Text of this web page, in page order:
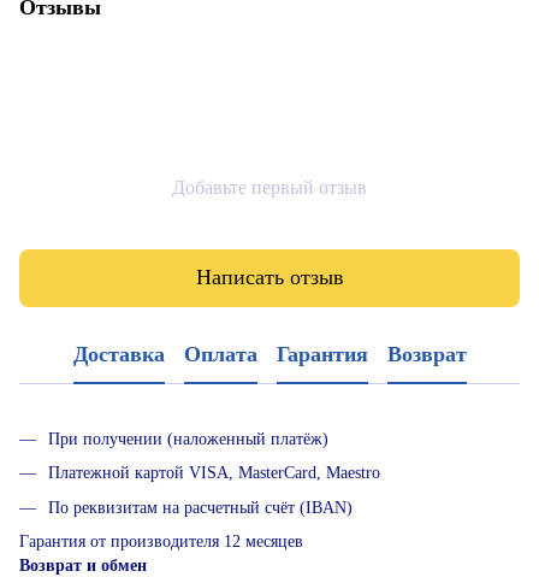
Отзывы
Добавьте первый отзыв
Написать отзыв
Доставка Оплата Гарантия Возврат
При получении (наложенный платёж)
Платежной картой VISA, MasterCard, Maestro
По реквизитам на расчетный счёт (IBAN)
Гарантия от производителя 12 месяцев
Возврат и обмен